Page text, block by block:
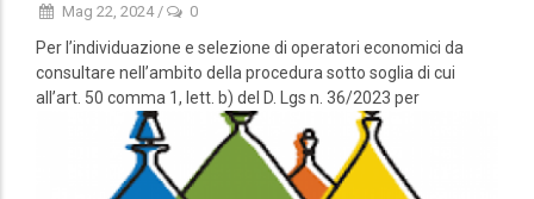
Mag 22, 2024 / 0
Per l’individuazione e selezione di operatori economici da
consultare nell’ambito della procedura sotto soglia di cui
all’art. 50 comma 1, lett. b) del D. Lgs n. 36/2023 per